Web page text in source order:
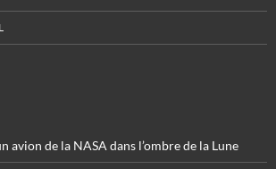
avion de la NASA dans l’ombre de la Lune